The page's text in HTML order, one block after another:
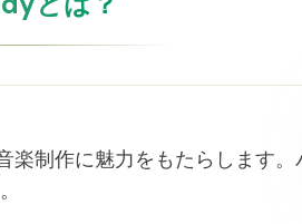
制作に魅力をもたらします。